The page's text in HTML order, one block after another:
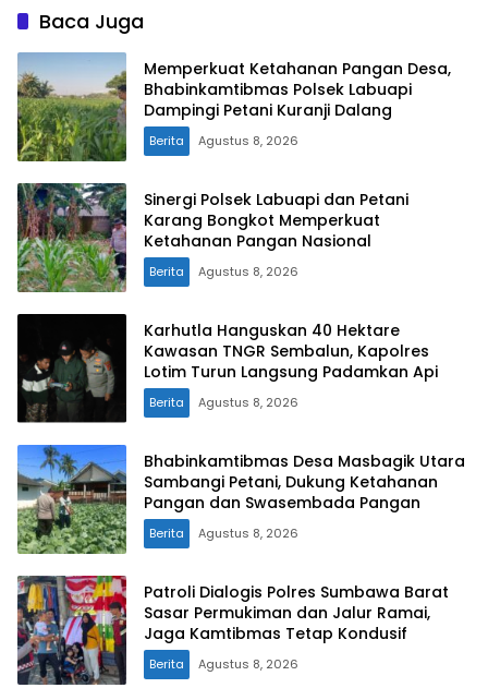
Baca Juga
Memperkuat Ketahanan Pangan Desa,
Bhabinkamtibmas Polsek Labuapi
Dampingi Petani Kuranji Dalang
Berita Agustus 8, 2026
Sinergi Polsek Labuapi dan Petani
Karang Bongkot Memperkuat
Ketahanan Pangan Nasional
Berita Agustus 8, 2026
Karhutla Hanguskan 40 Hektare
Kawasan TNGR Sembalun, Kapolres
Lotim Turun Langsung Padamkan Api
Berita Agustus 8, 2026
Bhabinkamtibmas Desa Masbagik Utara
Sambangi Petani, Dukung Ketahanan
Pangan dan Swasembada Pangan
Berita Agustus 8, 2026
Patroli Dialogis Polres Sumbawa Barat
Sasar Permukiman dan Jalur Ramai,
Jaga Kamtibmas Tetap Kondusif
Berita Agustus 8, 2026